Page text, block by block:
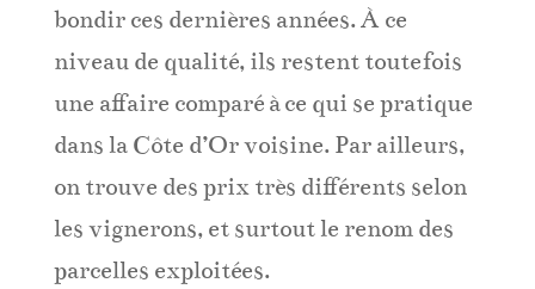
bondir ces dernières années. À ce
niveau de qualité, ils restent toutefois
une affaire comparé à ce qui se pratique
dans la Côte d’Or voisine. Par ailleurs,
on trouve des prix très différents selon
les vignerons, et surtout le renom des
parcelles exploitées.